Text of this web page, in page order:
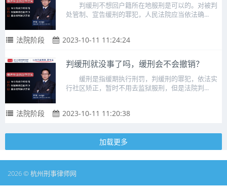
判缓刑不想回户籍所在地服刑是可以的。对被判
处管制、宣告缓刑的罪犯，人民法院应当依法确...
法院阶段 2023-10-11 11:24:24
判缓刑就没事了吗，缓刑会不会撤销？
缓刑是指缓期执行刑罚，判缓刑的罪犯，依法实
行社区矫正，暂时不用去监狱服刑，但是法院判...
法院阶段 2023-10-11 11:20:38
加载更多
2026 © 杭州刑事律师网